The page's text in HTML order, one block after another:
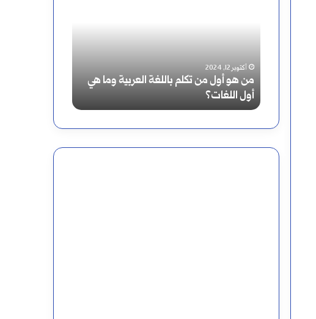
من
تكلم
باللغة
العربية
أكتوبر 12, 2024
من هو أول من تكلم باللغة العربية وما هي
أول اللغات؟